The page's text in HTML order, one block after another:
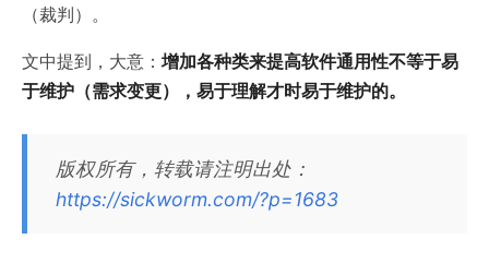
（裁判）。
文中提到，大意： 增加各种类来提高软件通用性不等于易
于维护（需求变更），易于理解才时易于维护的。
版权所有，转载请注明出处：
https://sickworm.com/?p=1683